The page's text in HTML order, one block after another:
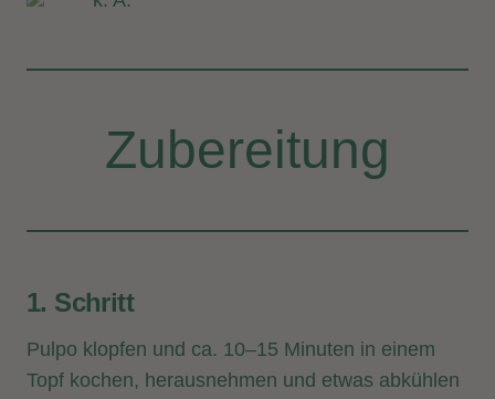
Zubereitung
1. Schritt
Pulpo klopfen und ca. 10–15 Minuten in einem
Topf kochen, herausnehmen und etwas abkühlen